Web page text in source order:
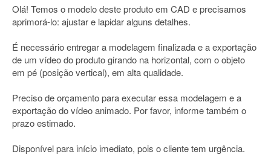
Olá! Temos o modelo deste produto em CAD e precisamos
aprimorá-lo: ajustar e lapidar alguns detalhes.
É necessário entregar a modelagem finalizada e a exportação
de um vídeo do produto girando na horizontal, com o objeto
em pé (posição vertical), em alta qualidade.
Preciso de orçamento para executar essa modelagem e a
exportação do vídeo animado. Por favor, informe também o
prazo estimado.
Disponível para início imediato, pois o cliente tem urgência.